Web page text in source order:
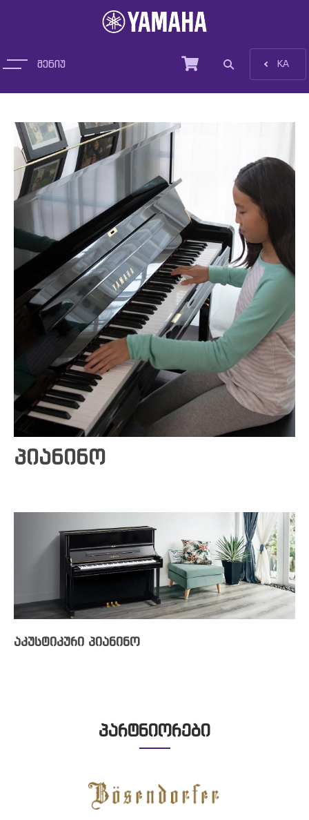
მენიუ KA
სიახლეები
დახმარება და ტრეინინგი
სერვისები
ჩვენ შესახებ
Yamaha-ს არტისტები
კალათა
კონტაქტი
პიანინო
აკუსტიკური პიანინო
პარტნიორები